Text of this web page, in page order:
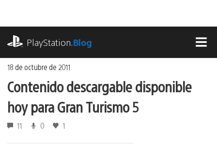
contenido
PlayStation.Blog
18 de octubre de 2011
Contenido descargable disponible
hoy para Gran Turismo 5
11 0 1